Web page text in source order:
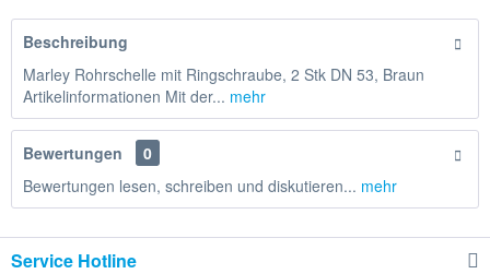
Beschreibung
Marley Rohrschelle mit Ringschraube, 2 Stk DN 53, Braun
Artikelinformationen Mit der... mehr
Bewertungen
0
Bewertungen lesen, schreiben und diskutieren... mehr
Service Hotline